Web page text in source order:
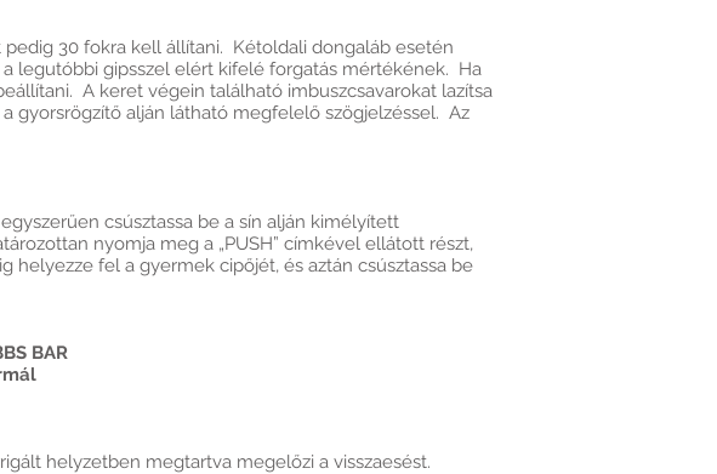
30 fokra kell állítani. Kétoldali dongaláb esetén
legutóbbi gipsszel elért kifelé forgatás mértékének. Ha
A keret végein található imbuszcsavarokat lazítsa
gyorsrögzítő alján látható megfelelő szögjelzéssel. Az
csúsztassa be a sín alján kimélyített
nyomja meg a „PUSH” címkével ellátott részt,
helyezze fel a gyermek cipőjét, és aztán csúsztassa be
BAR
helyzetben megtartva megelőzi a visszaesést.